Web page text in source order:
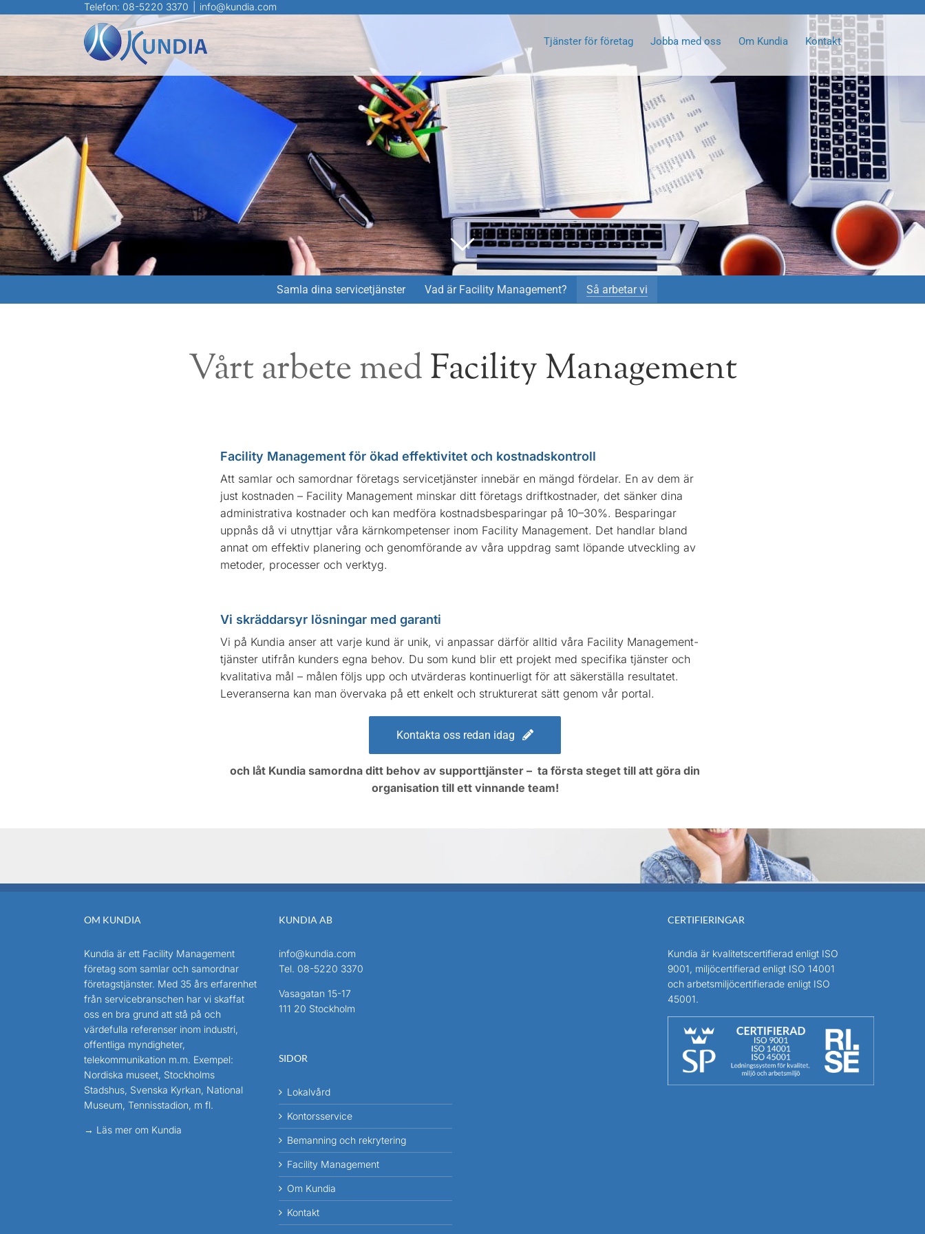
Telefon: 08-5220 3370 info@kundia.com
Tjänster för företag Jobba med oss Om Kundia Kontakt
Samla dina servicetjänster Vad är Facility Management? Så arbetar vi
Vårt arbete medFacility Management
Facility Management för ökad effektivitet och kostnadskontroll
Att samlar och samordnar företags servicetjänster innebär en mängd fördelar. En av dem är
just kostnaden – Facility Management minskar ditt företags driftkostnader, det sänker dina
administrativa kostnader och kan medföra kostnadsbesparingar på 10–30%. Besparingar
uppnås då vi utnyttjar våra kärnkompetenser inom Facility Management. Det handlar bland
annat om effektiv planering och genomförande av våra uppdrag samt löpande utveckling av
metoder, processer och verktyg.
Vi skräddarsyr lösningar med garanti
Vi på Kundia anser att varje kund är unik, vi anpassar därför alltid våra Facility Management-
tjänster utifrån kunders egna behov. Du som kund blir ett projekt med specifika tjänster och
kvalitativa mål – målen följs upp och utvärderas kontinuerligt för att säkerställa resultatet.
Leveranserna kan man övervaka på ett enkelt och strukturerat sätt genom vår portal.
Kontakta oss redan idag
och låt Kundia samordna ditt behov av supporttjänster – ta första steget till att göra din
organisation till ett vinnande team!
OM KUNDIA
Kundia är ett Facility Management
företag som samlar och samordnar
företagstjänster. Med 35 års erfarenhet
från servicebranschen har vi skaffat
oss en bra grund att stå på och
värdefulla referenser inom industri,
offentliga myndigheter,
telekommunikation m.m. Exempel:
Nordiska museet, Stockholms
Stadshus, Svenska Kyrkan, National
Museum, Tennisstadion, m fl.
→ Läs mer om Kundia
KUNDIA AB
info@kundia.com
Tel. 08-5220 3370
Vasagatan 15-17
111 20 Stockholm
SIDOR
Lokalvård
Kontorsservice
Bemanning och rekrytering
Facility Management
Om Kundia
Kontakt
CERTIFIERINGAR
Kundia är kvalitetscertifierad enligt ISO
9001, miljöcertifierad enligt ISO 14001
och arbetsmiljöcertifierade enligt ISO
45001.